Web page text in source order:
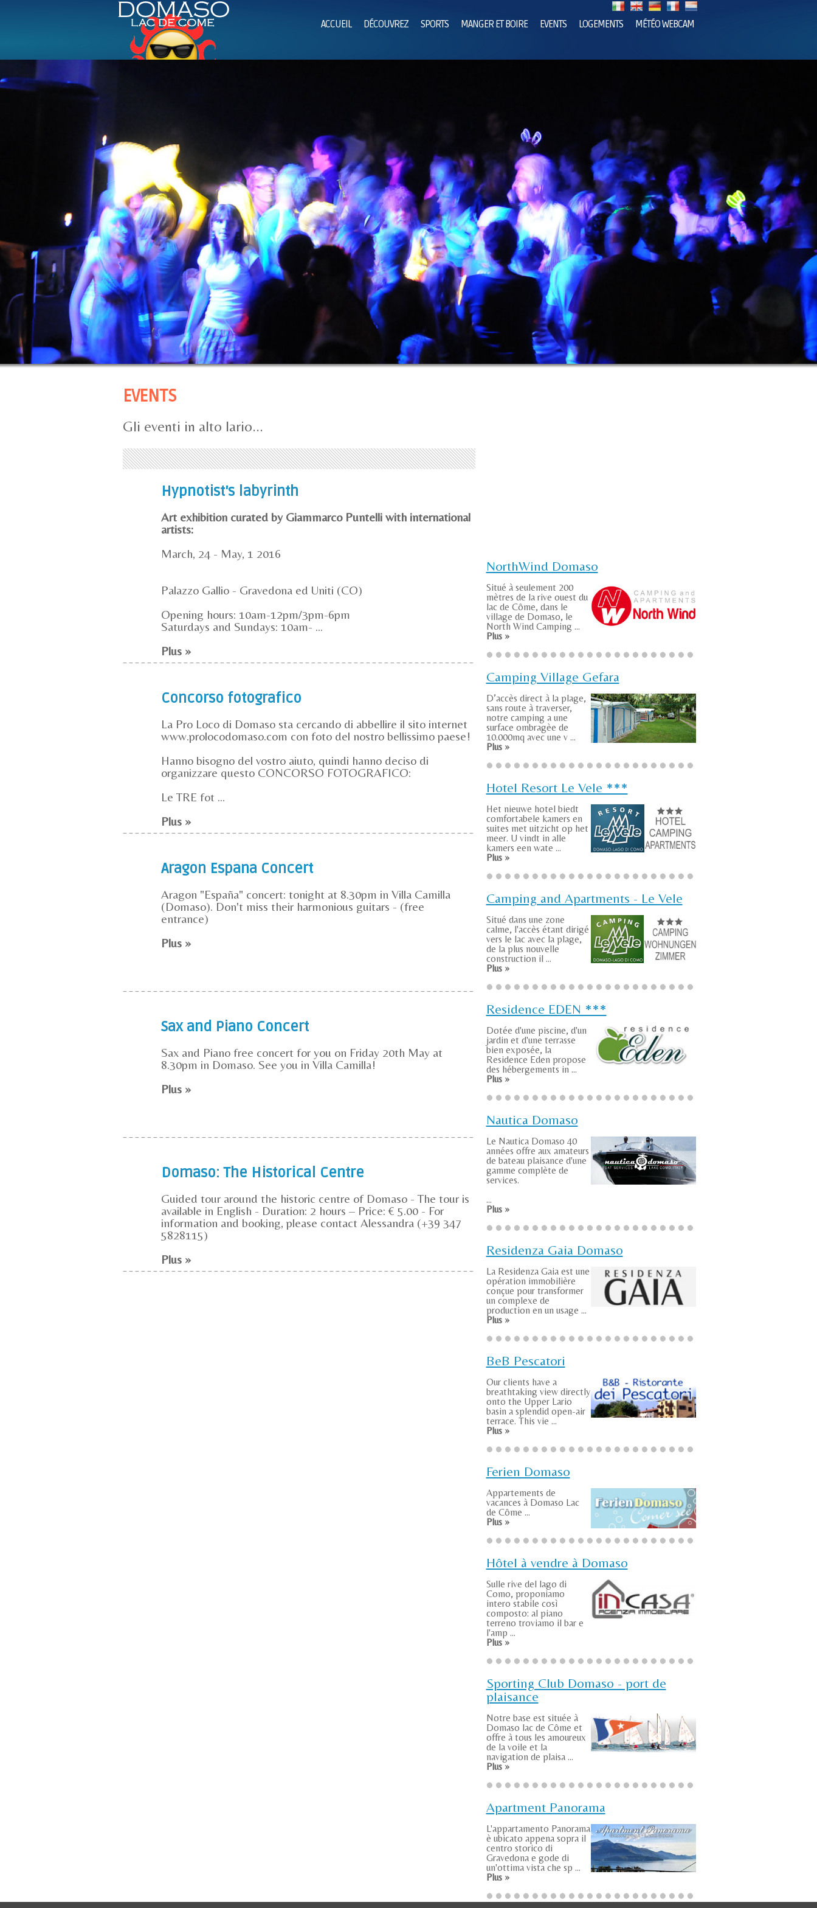
ACCUEIL DÉCOUVREZ SPORTS MANGER ET BOIRE EVENTS LOGEMENTS MÉTÉO WEBCAM
EVENTS
Gli eventi in alto lario...
Hypnotist's labyrinth
Art exhibition curated by Giammarco Puntelli with international
artists:
March, 24 - May, 1 2016
Palazzo Gallio - Gravedona ed Uniti (CO)
Opening hours: 10am-12pm/3pm-6pm
Saturdays and Sundays: 10am- ...
Plus »
Concorso fotografico
La Pro Loco di Domaso sta cercando di abbellire il sito internet
www.prolocodomaso.com con foto del nostro bellissimo paese!
Hanno bisogno del vostro aiuto, quindi hanno deciso di
organizzare questo CONCORSO FOTOGRAFICO:
Le TRE fot ...
Plus »
Aragon Espana Concert
Aragon "España" concert: tonight at 8.30pm in Villa Camilla
(Domaso). Don't miss their harmonious guitars - (free
entrance)
Plus »
Sax and Piano Concert
Sax and Piano free concert for you on Friday 20th May at
8.30pm in Domaso. See you in Villa Camilla!
Plus »
Domaso: The Historical Centre
Guided tour around the historic centre of Domaso - The tour is
available in English - Duration: 2 hours – Price: € 5.00 - For
information and booking, please contact Alessandra (+39 347
5828115)
Plus »
NorthWind Domaso
Situé à seulement 200
mètres de la rive ouest du
lac de Côme, dans le
village de Domaso, le
North Wind Camping ...
Plus »
Camping Village Gefara
D’accès direct à la plage,
sans route à traverser,
notre camping a une
surface ombragèe de
10.000mq avec une v ...
Plus »
Hotel Resort Le Vele ***
Het nieuwe hotel biedt
comfortabele kamers en
suites met uitzicht op het
meer. U vindt in alle
kamers een wate ...
Plus »
Camping and Apartments - Le Vele
Situé dans une zone
calme, l'accès étant dirigé
vers le lac avec la plage,
de la plus nouvelle
construction il ...
Plus »
Residence EDEN ***
Dotée d'une piscine, d'un
jardin et d'une terrasse
bien exposée, la
Residence Eden propose
des hébergements in ...
Plus »
Nautica Domaso
Le Nautica Domaso 40
années offre aux amateurs
de bateau plaisance d'une
gamme complète de
services.
...
Plus »
Residenza Gaia Domaso
La Residenza Gaia est une
opération immobilière
conçue pour transformer
un complexe de
production en un usage ...
Plus »
BeB Pescatori
Our clients have a
breathtaking view directly
onto the Upper Lario
basin a splendid open-air
terrace. This vie ...
Plus »
Ferien Domaso
Appartements de
vacances à Domaso Lac
de Côme ...
Plus »
Hôtel à vendre à Domaso
Sulle rive del lago di
Como, proponiamo
intero stabile così
composto: al piano
terreno troviamo il bar e
l'amp ...
Plus »
Sporting Club Domaso - port de
plaisance
Notre base est située à
Domaso lac de Côme et
offre à tous les amoureux
de la voile et la
navigation de plaisa ...
Plus »
Apartment Panorama
L'appartamento Panorama
è ubicato appena sopra il
centro storico di
Gravedona e gode di
un'ottima vista che sp ...
Plus »